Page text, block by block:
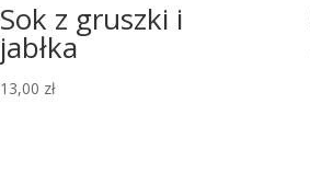
Sok z gruszki i
jabłka
13,00 zł